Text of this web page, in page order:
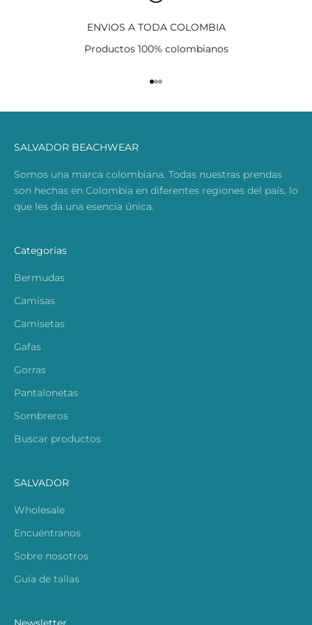
ENVIOS A TODA COLOMBIA
Productos 100% colombianos
Ir al artículo 1
Ir al artículo 2
Ir al artículo 3
SALVADOR BEACHWEAR
Somos una marca colombiana. Todas nuestras prendas
son hechas en Colombia en diferentes regiones del país, lo
que les da una esencia única.
Categorías
Bermudas
Camisas
Camisetas
Gafas
Gorras
Pantalonetas
Sombreros
Buscar productos
SALVADOR
Wholesale
Encuéntranos
Sobre nosotros
Guía de tallas